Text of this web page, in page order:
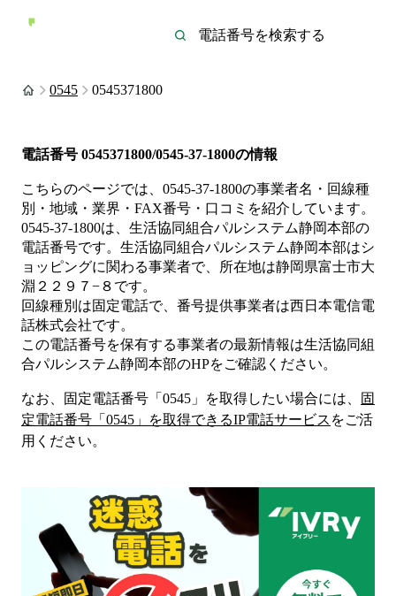
0545 0545371800
電話番号 0545371800/0545-37-1800の情報
こちらのページでは、 0545-37-1800の事業者名・回線種
別・地域・業界・FAX番号・口コミを紹介しています。
0545-37-1800は、 生活協同組合パルシステム静岡本部の
電話番号です。 生活協同組合パルシステム静岡本部はシ
ョッピングに関わる事業者で、所在地は静岡県富士市大
淵２２９７−８ です。
回線種別は固定電話で、番号提供事業者は西日本電信電
話株式会社です。
この電話番号を保有する事業者の最新情報は生活協同組
合パルシステム静岡本部のHPをご確認ください。
なお、固定電話番号「 0545 」を取得したい場合には、
固
定電話番号「 0545 」を取得できるIP電話サービス をご活
用ください。